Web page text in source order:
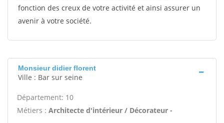
fonction des creux de votre activité et ainsi assurer un
avenir à votre société.
Monsieur didier florent
Ville : Bar sur seine
Département: 10
Métiers : Architecte d'intérieur / Décorateur -